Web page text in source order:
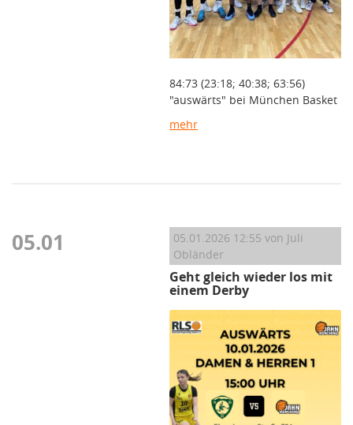
84:73 (23:18; 40:38; 63:56)
"auswärts" bei München Basket
mehr
05.01 05.01.2026 12:55 von Juli
Obländer
Geht gleich wieder los mit
einem Derby